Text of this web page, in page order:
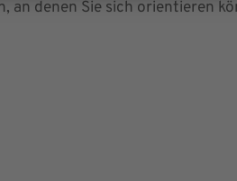
an denen Sie sich orientieren